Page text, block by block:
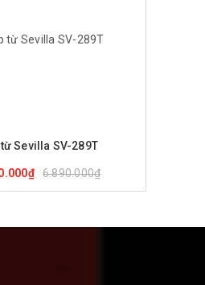
từ Sevilla SV-289T
6.890.000₫